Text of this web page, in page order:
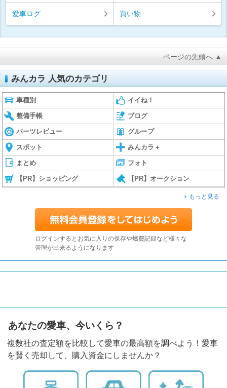
愛車ログ 買い物
ページの先頭へ ▲
みんカラ 人気のカテゴリ
車種別 イイね！
整備手帳 ブログ
パーツレビュー グループ
スポット みんカラ＋
まとめ フォト
【PR】ショッピング 【PR】オークション
もっと見る
ログインするとお気に入りの保存や燃費記録など様々な
管理が出来るようになります
あなたの愛車、今いくら？
複数社の査定額を比較して愛車の最高額を調べよう！愛車
を賢く売却して、購入資金にしませんか？